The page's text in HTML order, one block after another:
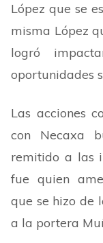
López que se
misma López
logró
oportunidades
Las acciones
con Necaxa
remitido a las
fue quien
que se hizo de
a la portera